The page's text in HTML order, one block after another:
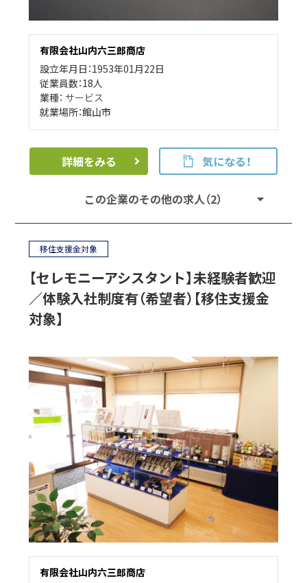
有限会社山内六三郎商店
設立年月日：1953年01月22日
従業員数：18人
業種： サービス
就業場所：館山市
詳細をみる 気になる！
この企業のその他の求人（2）
移住支援金対象
【セレモニーアシスタント】未経験者歓迎
／体験入社制度有（希望者）【移住支援金
対象】
有限会社山内六三郎商店